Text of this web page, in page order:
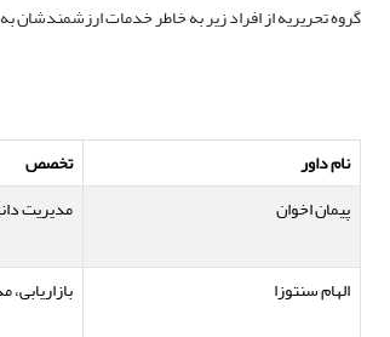
گروه تحریریه از افراد زیر به خاطر خدمات ارزشمندشان به عنوان داوران این مجله در سال ۲۰۲۴ تشکر می‌کنند. ما از مشارکت‌های انجام شده بسیار
نام داور
تخصص
پیمان اخوان
مدیریت
الهام سنتوزا